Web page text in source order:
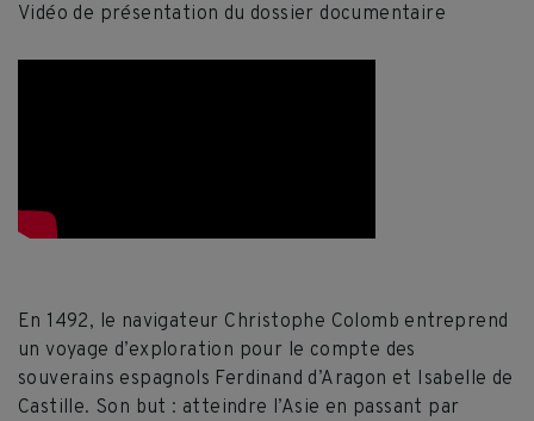
Vidéo de présentation du dossier documentaire
En 1492, le navigateur Christophe Colomb entreprend
un voyage d’exploration pour le compte des
souverains espagnols Ferdinand d’Aragon et Isabelle de
Castille. Son but : atteindre l’Asie en passant par